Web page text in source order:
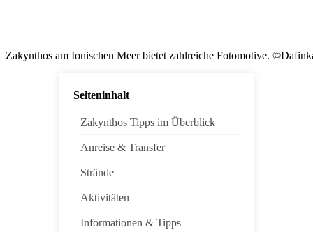
Zakynthos am Ionischen Meer bietet zahlreiche Fotomotive.
Seiteninhalt
Zakynthos Tipps im Überblick
Anreise & Transfer
Strände
Aktivitäten
Informationen & Tipps